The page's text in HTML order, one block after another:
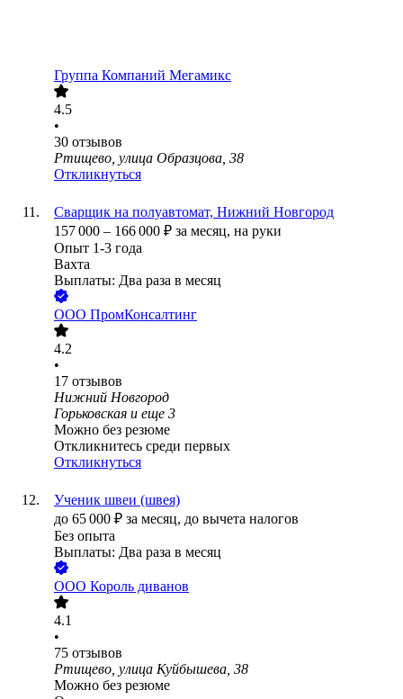
Группа Компаний Мегамикс
4.5
•
30 отзывов
Ртищево, улица Образцова, 38
Откликнуться
Сварщик на полуавтомат, Нижний Новгород
157 000 – 166 000 ₽ за месяц, на руки
Опыт 1-3 года
Вахта
Выплаты: Два раза в месяц
ООО ПромКонсалтинг
4.2
•
17 отзывов
Нижний Новгород
Горьковская и еще 3
Можно без резюме
Откликнитесь среди первых
Откликнуться
Ученик швеи (швея)
до 65 000 ₽ за месяц, до вычета налогов
Без опыта
Выплаты: Два раза в месяц
ООО Король диванов
4.1
•
75 отзывов
Ртищево, улица Куйбышева, 38
Можно без резюме